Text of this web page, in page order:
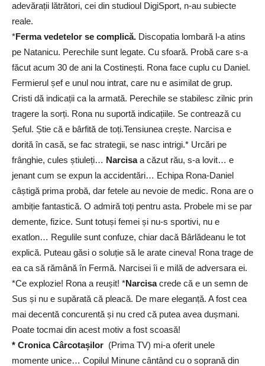
adevărații lătrători, cei din studioul DigiSport, n-au subiecte
reale.
*Ferma vedetelor se complică. Discopatia lombară l-a atins
pe Natanicu. Perechile sunt legate. Cu sfoară. Probă care s-a
făcut acum 30 de ani la Costinești. Rona face cuplu cu Daniel.
Fermierul șef e unul nou intrat, care nu e asimilat de grup.
Cristi dă indicații ca la armată. Perechile se stabilesc zilnic prin
tragere la sorți. Rona nu suportă indicațiile. Se contrează cu
Șeful. Știe că e bârfită de toți.Tensiunea crește. Narcisa e
dorită în casă, se fac strategii, se nasc intrigi.* Urcări pe
frânghie, cules știuleți… Narcisaa căzut rău, s-a lovit… e
jenant cum se expun la accidentări… Echipa Rona-Daniel
câștigă prima probă, dar fetele au nevoie de medic. Rona are o
ambiție fantastică. O admiră toți pentru asta. Probele mi se par
demente, fizice. Sunt totuși femei și nu-s sportivi, nu e
exatlon… Regulile sunt confuze, chiar dacă Bârlădeanu le tot
explică. Puteau găsi o soluție să le arate cineva! Rona trage de
ea ca să rămână în Fermă. Narcisei îi e milă de adversara ei.
*Ce explozie! Rona a reușit! *Narcisacrede că e un semn de
Sus și nu e supărată că pleacă. De mare eleganță. A fost cea
mai decentă concurentă și nu cred că putea avea dușmani.
Poate tocmai din acest motiv a fost scoasă!
* Cronica Cârcotașilor (Prima TV) mi-a oferit unele
momente unice… Copilul Minune cântând cu o soprană din